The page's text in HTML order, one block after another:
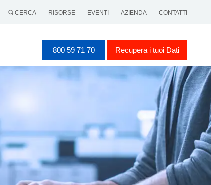
CERCA RISORSE EVENTI AZIENDA CONTATTI
800 59 71 70 Recupera i tuoi Dati